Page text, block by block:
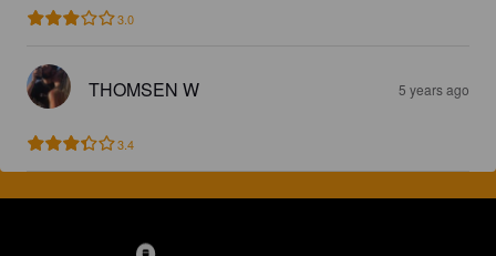
3.0
THOMSEN W 5 years ago
3.4